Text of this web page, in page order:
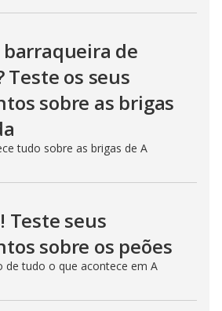
barraqueira de
os seus
sobre as brigas
tudo sobre as brigas de A
Teste seus
sobre os peões
de tudo o que acontece em A